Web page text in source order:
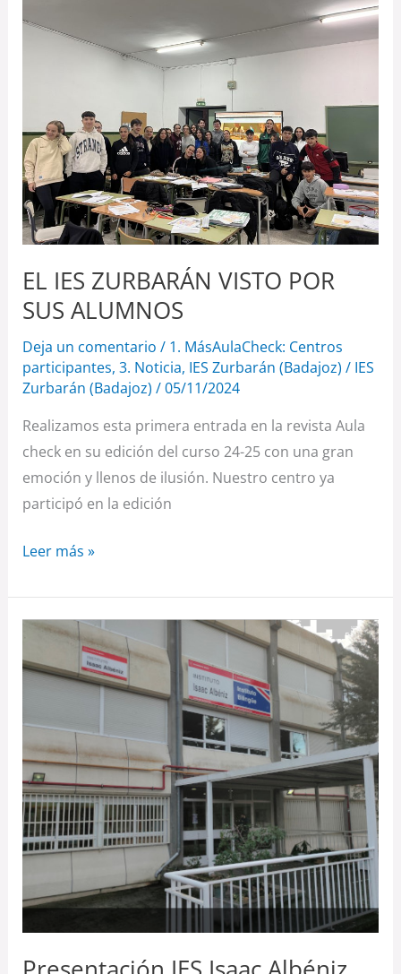
EL IES ZURBARÁN VISTO POR
SUS ALUMNOS
Deja un comentario / 1. MásAulaCheck: Centros
participantes, 3. Noticia, IES Zurbarán (Badajoz) / IES
Zurbarán (Badajoz) /05/11/2024
Realizamos esta primera entrada en la revista Aula
check en su edición del curso 24-25 con una gran
emoción y llenos de ilusión. Nuestro centro ya
participó en la edición
ZURBARÁN
ALUMNOS
Leer más »
Presentación
IES
Isaac
Leganés